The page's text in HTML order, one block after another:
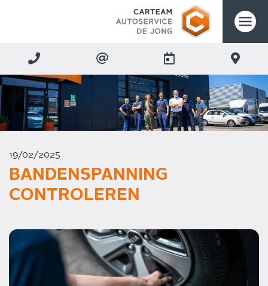
19/02/2025
BANDENSPANNING
CONTROLEREN